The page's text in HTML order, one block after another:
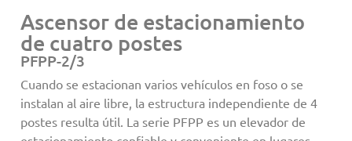
Ascensor de estacionamiento
de cuatro postes
PFPP-2/3
Cuando se estacionan varios vehículos en foso o se
instalan al aire libre, la estructura independiente de 4
postes resulta útil. La serie PFPP es un elevador de